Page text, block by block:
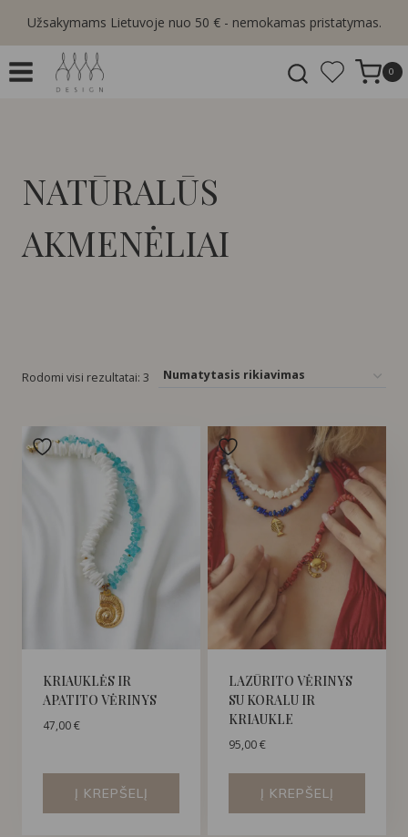
content
Užsakymams Lietuvoje nuo 50 € - nemokamas pristatymas.
0
NATŪRALŪS
AKMENĖLIAI
Rodomi visi rezultatai: 3
KRIAUKLĖS IR
APATITO VĖRINYS
47,00€
Į KREPŠELĮ
LAZŪRITO VĖRINYS
SU KORALU IR
KRIAUKLE
95,00€
Į KREPŠELĮ